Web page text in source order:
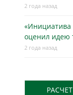
2 года назад
«Инициатива
оценил идею
2 года назад